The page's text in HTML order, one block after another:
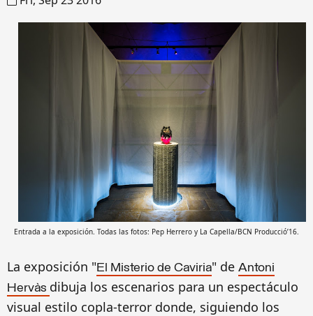
Entrada a la exposición. Todas las fotos: Pep Herrero y La Capella/BCN Producció’16.
La exposición "El Misterio de Caviria" de Antoni
Hervàs dibuja los escenarios para un espectáculo
visual estilo copla-terror donde, siguiendo los